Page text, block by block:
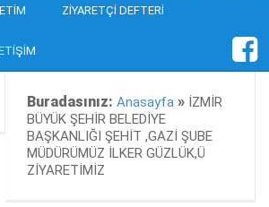
ZIYARETÇI DEFTERI
Buradasınız:Anasayfa » İZMİR
BÜYÜK ŞEHİR BELEDİYE
BAŞKANLIĞI ŞEHİT ,GAZİ ŞUBE
MÜDÜRÜMÜZ İLKER GÜZLÜK,Ü
ZİYARETİMİZ